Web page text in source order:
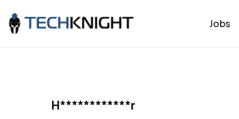
Jobs
H************r